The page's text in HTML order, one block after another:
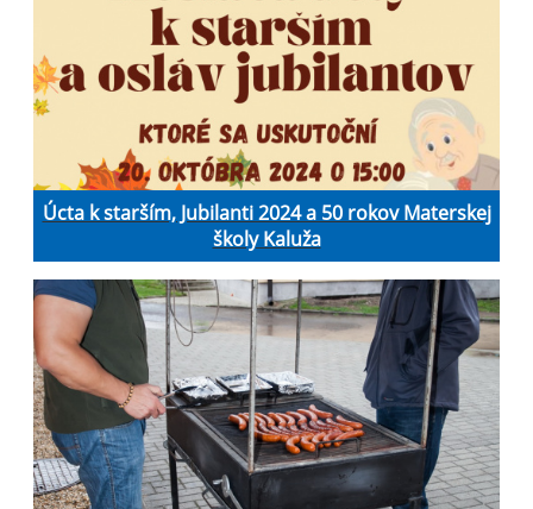
Úcta k starším, Jubilanti 2024 a 50 rokov Materskej
školy Kaluža